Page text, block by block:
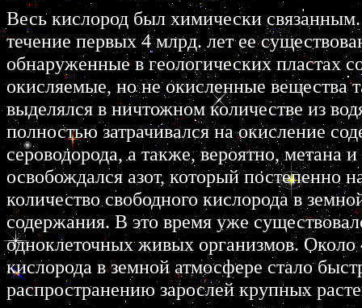
Весь кислород был химически
течение первых 4 млрд. лет ее
обнаруженные в геологических пластах
окисляемые, но не окисленные вещества
выделялся в ничтожном количестве из
полностью затрачивался на окисление
сероводорода, а также, вероятно, метана
освобождался азот, который постепенно
количество свободного кислорода в
содержания. В это время уже
одноклеточных живых организмов. Около
кислорода в земной атмосфере стало
распространению зарослей крупных